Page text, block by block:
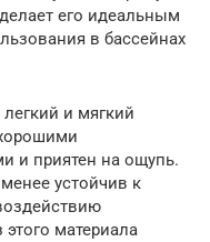
его идеальным
в бассейнах
и мягкий
и приятен на ощупь.
устойчив к
материала